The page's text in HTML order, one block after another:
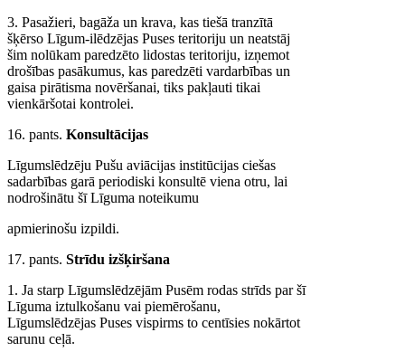
3. Pasažieri, bagāža un krava, kas tiešā tranzītā
šķērso Līgum-ilēdzējas Puses teritoriju un neatstāj
šim nolūkam paredzēto lidostas teritoriju, izņemot
drošības pasākumus, kas paredzēti vardarbības un
gaisa pirātisma novēršanai, tiks pakļauti tikai
vienkāršotai kontrolei.
16. pants. Konsultācijas
Līgumslēdzēju Pušu aviācijas institūcijas ciešas
sadarbības garā periodiski konsultē viena otru, lai
nodrošinātu šī Līguma noteikumu
apmierinošu izpildi.
17. pants. Strīdu izšķiršana
1. Ja starp Līgumslēdzējām Pusēm rodas strīds par šī
Līguma iztulkošanu vai piemērošanu,
Līgumslēdzējas Puses vispirms to centīsies nokārtot
sarunu ceļā.